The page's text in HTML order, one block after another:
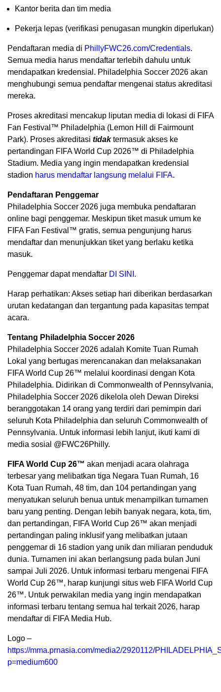
Kantor berita dan tim media
Pekerja lepas (verifikasi penugasan mungkin diperlukan)
Pendaftaran media di PhillyFWC26.com/Credentials.
Semua media harus mendaftar terlebih dahulu untuk
mendapatkan kredensial. Philadelphia Soccer 2026 akan
menghubungi semua pendaftar mengenai status akreditasi
mereka.
Proses akreditasi mencakup liputan media di lokasi di FIFA
Fan Festival™ Philadelphia (Lemon Hill di Fairmount
Park). Proses akreditasi tidaktermasuk akses ke
pertandingan FIFA World Cup 2026™ di Philadelphia
Stadium. Media yang ingin mendapatkan kredensial
stadion harus mendaftar langsung melalui FIFA.
Pendaftaran Penggemar
Philadelphia Soccer 2026 juga membuka pendaftaran
online bagi penggemar. Meskipun tiket masuk umum ke
FIFA Fan Festival™ gratis, semua pengunjung harus
mendaftar dan menunjukkan tiket yang berlaku ketika
masuk.
Penggemar dapat mendaftar DI SINI .
Harap perhatikan: Akses setiap hari diberikan berdasarkan
urutan kedatangan dan tergantung pada kapasitas tempat
acara.
Tentang Philadelphia Soccer 2026
Philadelphia Soccer 2026 adalah Komite Tuan Rumah
Lokal yang bertugas merencanakan dan melaksanakan
FIFA World Cup 26™ melalui koordinasi dengan Kota
Philadelphia. Didirikan di Commonwealth of Pennsylvania,
Philadelphia Soccer 2026 dikelola oleh Dewan Direksi
beranggotakan 14 orang yang terdiri dari pemimpin dari
seluruh Kota Philadelphia dan seluruh Commonwealth of
Pennsylvania. Untuk informasi lebih lanjut, ikuti kami di
media sosial @FWC26Philly.
FIFA World Cup 26™ akan menjadi acara olahraga
terbesar yang melibatkan tiga Negara Tuan Rumah, 16
Kota Tuan Rumah, 48 tim, dan 104 pertandingan yang
menyatukan seluruh benua untuk menampilkan turnamen
baru yang penting. Dengan lebih banyak negara, kota, tim,
dan pertandingan, FIFA World Cup 26™ akan menjadi
pertandingan paling inklusif yang melibatkan jutaan
penggemar di 16 stadion yang unik dan miliaran penduduk
dunia. Turnamen ini akan berlangsung pada bulan Juni
sampai Juli 2026. Untuk informasi terbaru mengenai FIFA
World Cup 26™, harap kunjungi situs web FIFA World Cup
26™. Untuk perwakilan media yang ingin mendapatkan
informasi terbaru tentang semua hal terkait 2026, harap
mendaftar di FIFA Media Hub.
Logo –
https://mma.prnasia.com/media2/2920112/
p=medium600